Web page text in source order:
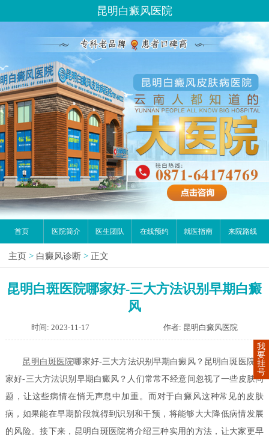
昆明白癜风医院
首页 医院简介 医生团队 在线预约 就医指南 来院路线
主页 > 白癜风诊断 > 正文
昆明白斑医院哪家好-三大方法识别早期白癜
风
时间: 2023-11-17 作者: 昆明白癜风医院
昆明白斑医院哪家好-三大方法识别早期白癜风？昆明白斑医院哪
家好-三大方法识别早期白癜风？人们常常不经意间忽视了一些皮肤问
题，让这些病情在悄无声息中加重。而对于白癜风这种常见的皮肤
病，如果能在早期阶段就得到识别和干预，将能够大大降低病情发展
的风险。接下来，昆明白斑医院将介绍三种实用的方法，让大家更早
我
要
挂
号